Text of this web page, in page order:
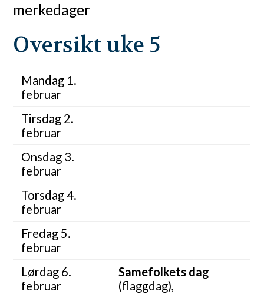
merkedager
Oversikt uke 5
Mandag 1.
februar
Tirsdag 2.
februar
Onsdag 3.
februar
Torsdag 4.
februar
Fredag 5.
februar
Lørdag 6.
februar
Samefolkets dag
(flaggdag),